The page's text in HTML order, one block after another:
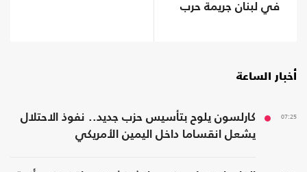
في لبنان جريمة حرب
أخبار الساعة
07:25
كارلسون يلوح بتأسيس حزب جديد.. نفوذ الاحتلال
يشعل انقساما داخل اليمين الأمريكي